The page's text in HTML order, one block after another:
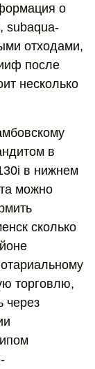
о
subaqua-
отходами,
после
несколько
в
в нижнем
можно
сколько
торговлю,
через